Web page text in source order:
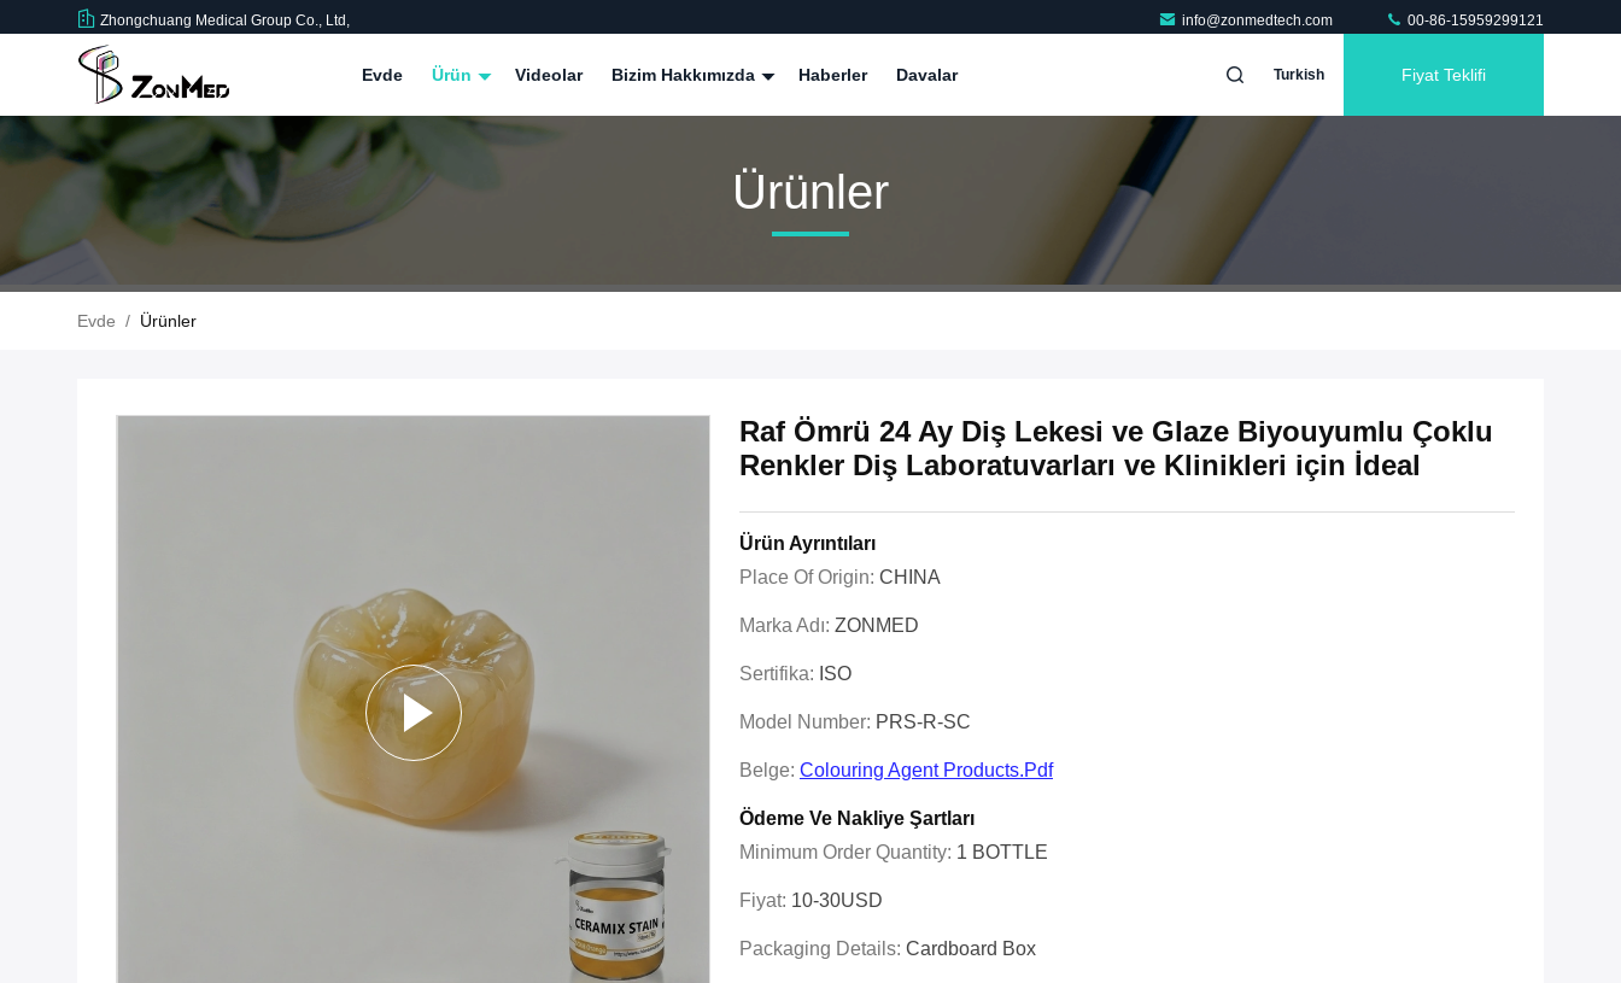
Zhongchuang Medical Group Co., Ltd, info@zonmedtech.com 00-86-15959299121
Evde Ürün Videolar Bizim Hakkımızda Haberler Davalar Turkish Fiyat Teklifi
Ürünler
Evde / Ürünler
Raf Ömrü 24 Ay Diş Lekesi ve Glaze Biyouyumlu Çoklu
Renkler Diş Laboratuvarları ve Klinikleri için İdeal
Ürün Ayrıntıları
Place Of Origin: CHINA
Marka Adı: ZONMED
Sertifika: ISO
Model Number: PRS-R-SC
Belge: Colouring Agent Products.pdf
Ödeme Ve Nakliye Şartları
Minimum Order Quantity: 1 BOTTLE
Fiyat: 10-30USD
Packaging Details: Cardboard Box